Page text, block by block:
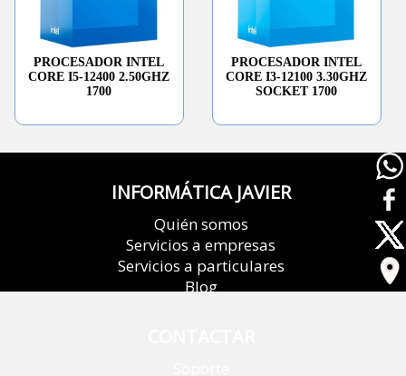
PROCESADOR INTEL
CORE I5-12400 2.50GHZ
1700
PROCESADOR INTEL
CORE I3-12100 3.30GHZ
SOCKET 1700
INFORMÁTICA JAVIER
Quién somos
Servicios a empresas
Servicios a particulares
Blog